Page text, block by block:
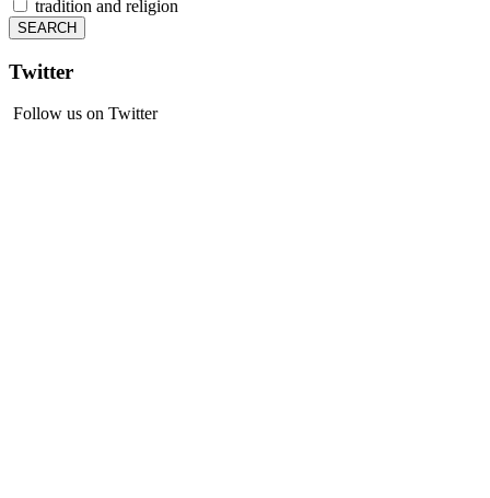
tradition and religion
Twitter
Follow us on Twitter